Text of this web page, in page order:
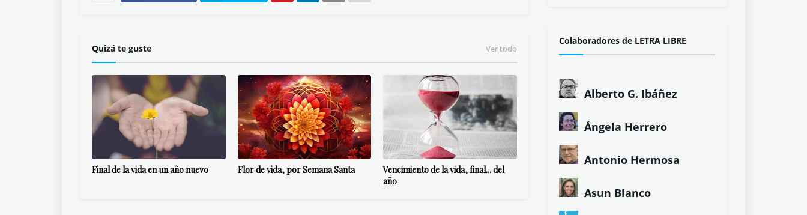
Quizá te guste Ver todo
Final de la vida en un año nuevo Flor de vida, por Semana Santa
Vencimiento de la vida, final... del
año
Colaboradores de LETRA LIBRE
Alberto G. Ibáñez
Ángela Herrero
Antonio Hermosa
Asun Blanco